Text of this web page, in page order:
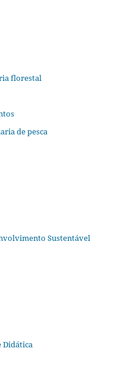
florestal
de pesca
Sustentável
Didática